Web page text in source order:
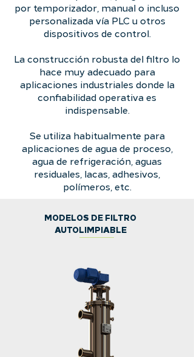
por temporizador, manual o incluso
personalizada vía PLC u otros
dispositivos de control.
La construcción robusta del filtro lo
hace muy adecuado para
aplicaciones industriales donde la
confiabilidad operativa es
indispensable.
Se utiliza habitualmente para
aplicaciones de agua de proceso,
agua de refrigeración, aguas
residuales, lacas, adhesivos,
polímeros, etc.
MODELOS DE FILTRO
AUTOLIMPIABLE